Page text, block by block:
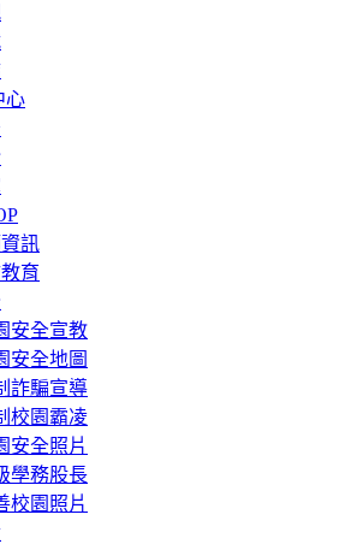
心
訊
育
安全宣教
安全地圖
詐騙宣導
校園霸凌
安全照片
學務股長
校園照片